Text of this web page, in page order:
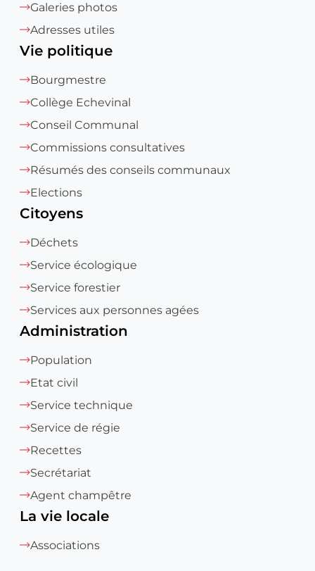
Galeries photos
Adresses utiles
Vie politique
Bourgmestre
Collège Echevinal
Conseil Communal
Commissions consultatives
Résumés des conseils communaux
Elections
Citoyens
Déchets
Service écologique
Service forestier
Services aux personnes agées
Administration
Population
Etat civil
Service technique
Service de régie
Recettes
Secrétariat
Agent champêtre
La vie locale
Associations